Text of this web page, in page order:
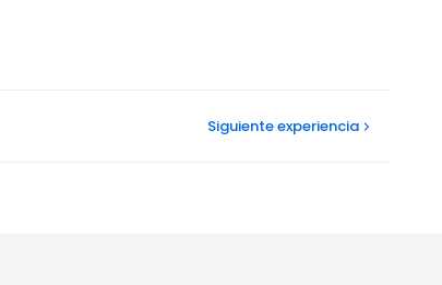
Siguienteexperiencia